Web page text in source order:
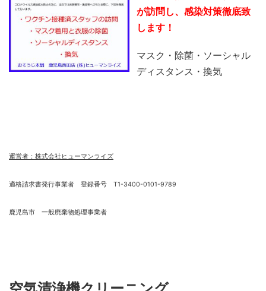
が訪問し、感染対策徹底致
します！
マスク・除菌・ソーシャル
ディスタンス・換気
運営者：株式会社ヒューマンライズ
適格請求書発行事業者 登録番号 T1-3400-0101-9789
鹿児島市 一般廃棄物処理事業者